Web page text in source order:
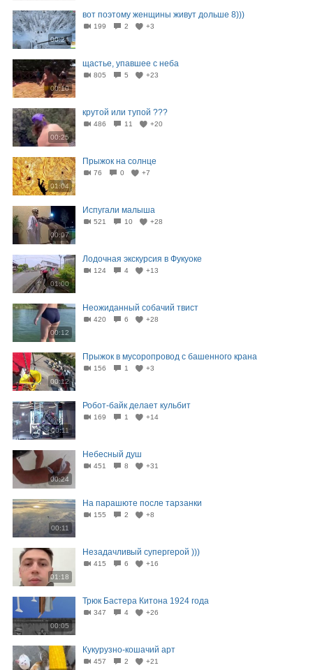
00:24
вот поэтому женщины живут дольше 8)))
199 2 +3
00:10
щастье, упавшее с неба
805 5 +23
00:25
крутой или тупой ???
486 11 +20
01:04
Прыжок на солнце
76 0 +7
00:07
Испугали малыша
521 10 +28
01:00
Лодочная экскурсия в Фукуоке
124 4 +13
00:12
Неожиданный собачий твист
420 6 +28
00:12
Прыжок в мусоропровод с башенного крана
156 1 +3
00:11
Робот-байк делает кульбит
169 1 +14
00:24
Небесный душ
451 8 +31
00:11
На парашюте после тарзанки
155 2 +8
01:18
Незадачливый супергерой )))
415 6 +16
00:05
Трюк Бастера Китона 1924 года
347 4 +26
Кукурузно-кошачий арт
457 2 +21